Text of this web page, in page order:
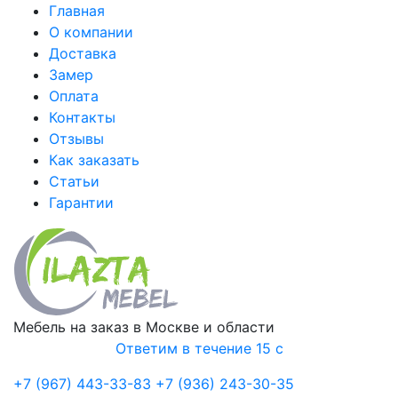
Главная
О компании
Доставка
Замер
Оплата
Контакты
Отзывы
Как заказать
Статьи
Гарантии
Мебель на заказ в Москве и области
Ответим в течение 15 с
+7 (967) 443-33-83 +7 (936) 243-30-35